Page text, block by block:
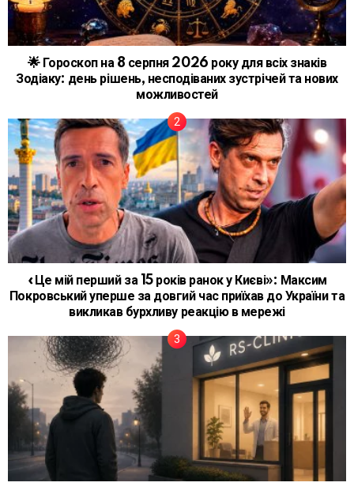
🌟 Гороскоп на 8 серпня 2026 року для всіх знаків
Зодіаку: день рішень, несподіваних зустрічей та нових
можливостей
«Це мій перший за 15 років ранок у Києві»: Максим
Покровський уперше за довгий час приїхав до України та
викликав бурхливу реакцію в мережі